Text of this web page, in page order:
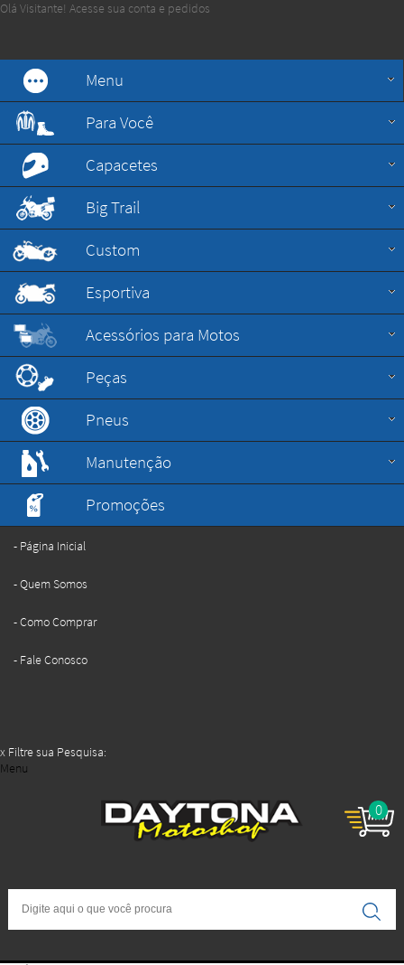
Olá Visitante! Acesse sua conta e pedidos
Menu
Para Você
Capacetes
Big Trail
Custom
Esportiva
Acessórios para Motos
Peças
Pneus
Manutenção
Promoções
Página Inicial
Quem Somos
Como Comprar
Fale Conosco
x Filtre sua Pesquisa:
Menu
0